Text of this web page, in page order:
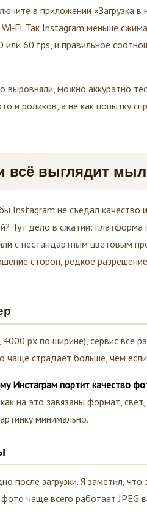
в приложении «Загрузка в
Так Instagram меньше
60 fps, и правильное
выровняли, можно аккуратно
и роликов, а не как попытку
всё выглядит
Instagram не съедал качество
Тут дело в сжатии: платформа
с нестандартным цветовым
сторон, редкое
px по ширине), сервис все
чаще страдает больше, чем
Инстаграм портит качество
на это завязаны формат,
минимально.
после загрузки. Я заметил, что
чаще всего работает JPEG